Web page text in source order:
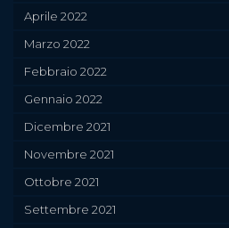
Aprile 2022
Marzo 2022
Febbraio 2022
Gennaio 2022
Dicembre 2021
Novembre 2021
Ottobre 2021
Settembre 2021